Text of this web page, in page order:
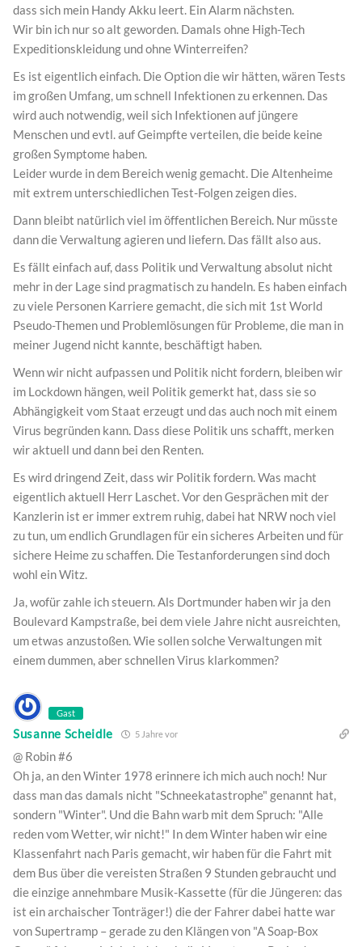
dass sich mein Handy Akku leert. Ein Alarm nächsten.
Wir bin ich nur so alt geworden. Damals ohne High-Tech
Expeditionskleidung und ohne Winterreifen?
Es ist eigentlich einfach. Die Option die wir hätten, wären Tests
im großen Umfang, um schnell Infektionen zu erkennen. Das
wird auch notwendig, weil sich Infektionen auf jüngere
Menschen und evtl. auf Geimpfte verteilen, die beide keine
großen Symptome haben.
Leider wurde in dem Bereich wenig gemacht. Die Altenheime
mit extrem unterschiedlichen Test-Folgen zeigen dies.
Dann bleibt natürlich viel im öffentlichen Bereich. Nur müsste
dann die Verwaltung agieren und liefern. Das fällt also aus.
Es fällt einfach auf, dass Politik und Verwaltung absolut nicht
mehr in der Lage sind pragmatisch zu handeln. Es haben einfach
zu viele Personen Karriere gemacht, die sich mit 1st World
Pseudo-Themen und Problemlösungen für Probleme, die man in
meiner Jugend nicht kannte, beschäftigt haben.
Wenn wir nicht aufpassen und Politik nicht fordern, bleiben wir
im Lockdown hängen, weil Politik gemerkt hat, dass sie so
Abhängigkeit vom Staat erzeugt und das auch noch mit einem
Virus begründen kann. Dass diese Politik uns schafft, merken
wir aktuell und dann bei den Renten.
Es wird dringend Zeit, dass wir Politik fordern. Was macht
eigentlich aktuell Herr Laschet. Vor den Gesprächen mit der
Kanzlerin ist er immer extrem ruhig, dabei hat NRW noch viel
zu tun, um endlich Grundlagen für ein sicheres Arbeiten und für
sichere Heime zu schaffen. Die Testanforderungen sind doch
wohl ein Witz.
Ja, wofür zahle ich steuern. Als Dortmunder haben wir ja den
Boulevard Kampstraße, bei dem viele Jahre nicht ausreichten,
um etwas anzustoßen. Wie sollen solche Verwaltungen mit
einem dummen, aber schnellen Virus klarkommen?
Gast
Susanne Scheidle 5 Jahre vor
@ Robin #6
Oh ja, an den Winter 1978 erinnere ich mich auch noch! Nur
dass man das damals nicht "Schneekatastrophe" genannt hat,
sondern "Winter". Und die Bahn warb mit dem Spruch: "Alle
reden vom Wetter, wir nicht!" In dem Winter haben wir eine
Klassenfahrt nach Paris gemacht, wir haben für die Fahrt mit
dem Bus über die vereisten Straßen 9 Stunden gebraucht und
die einzige annehmbare Musik-Kassette (für die Jüngeren: das
ist ein archaischer Tonträger!) die der Fahrer dabei hatte war
von Supertramp – gerade zu den Klängen von "A Soap-Box